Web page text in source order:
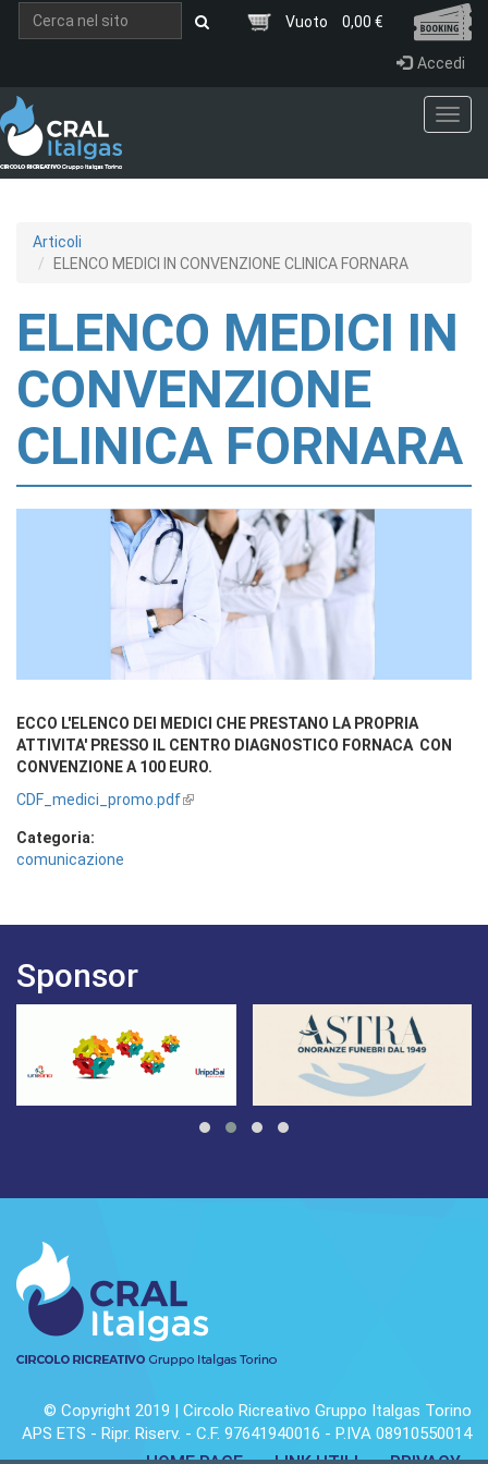
Salta al contenuto principale
Vuoto 0,00 €
Accedi
Articoli
ELENCO MEDICI IN CONVENZIONE CLINICA FORNARA
ELENCO MEDICI IN
CONVENZIONE
CLINICA FORNARA
ECCO L'ELENCO DEI MEDICI CHE PRESTANO LA PROPRIA
ATTIVITA' PRESSO IL CENTRO DIAGNOSTICO FORNACA CON
CONVENZIONE A 100 EURO.
CDF_medici_promo.pdf
Categoria:
comunicazione
Sponsor
© Copyright 2019 | Circolo Ricreativo Gruppo Italgas Torino
APS ETS - Ripr. Riserv. - C.F. 97641940016 - P.IVA 08910550014